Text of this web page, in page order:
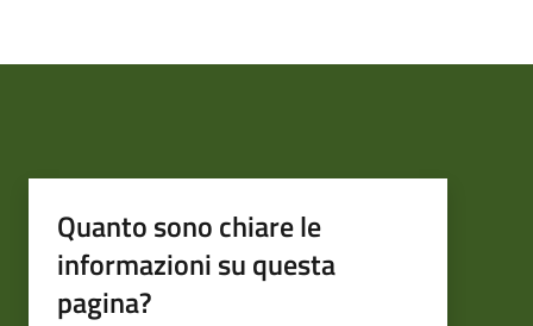
Quanto sono chiare le
informazioni su questa
pagina?